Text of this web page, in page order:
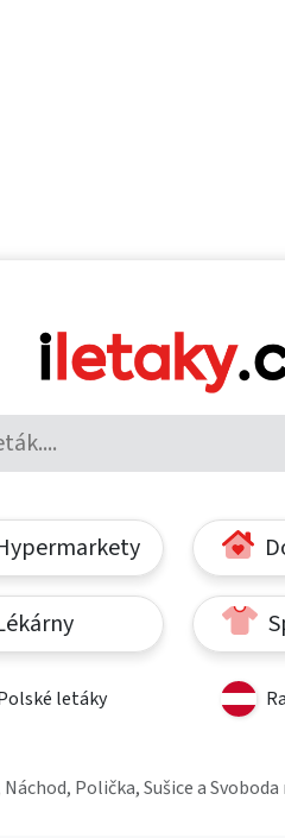
letáky
Polička, Sušice a Svoboda